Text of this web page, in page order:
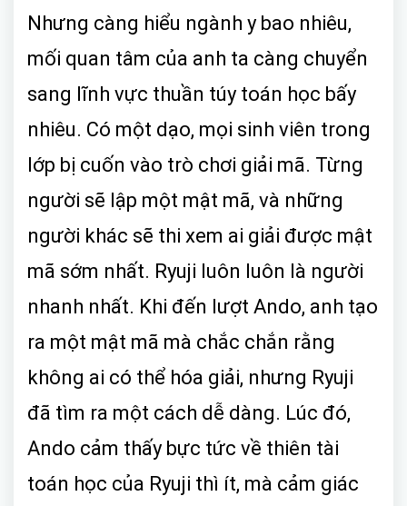
Nhưng càng hiểu ngành y bao nhiêu,
mối quan tâm của anh ta càng chuyển
sang lĩnh vực thuần túy toán học bấy
nhiêu. Có một dạo, mọi sinh viên trong
lớp bị cuốn vào trò chơi giải mã. Từng
người sẽ lập một mật mã, và những
người khác sẽ thi xem ai giải được mật
mã sớm nhất. Ryuji luôn luôn là người
nhanh nhất. Khi đến lượt Ando, anh tạo
ra một mật mã mà chắc chắn rằng
không ai có thể hóa giải, nhưng Ryuji
đã tìm ra một cách dễ dàng. Lúc đó,
Ando cảm thấy bực tức về thiên tài
toán học của Ryuji thì ít, mà cảm giác